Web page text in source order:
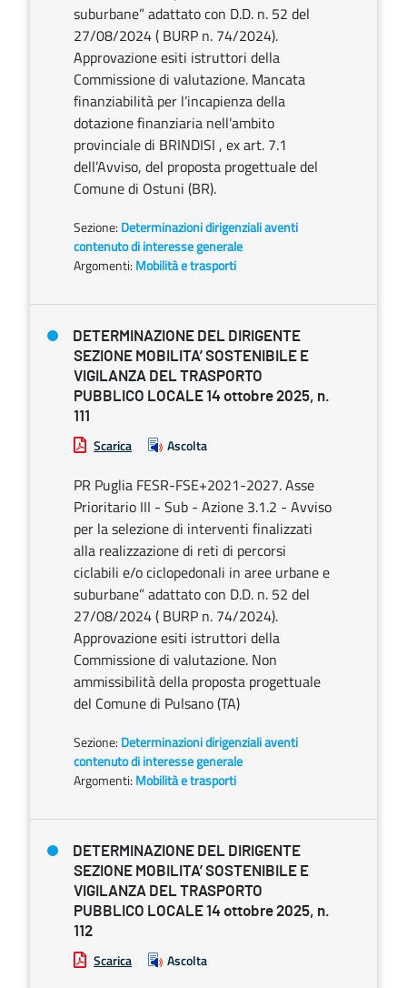
suburbane” adattato con D.D. n. 52 del
27/08/2024 ( BURP n. 74/2024).
Approvazione esiti istruttori della
Commissione di valutazione. Mancata
finanziabilità per l’incapienza della
dotazione finanziaria nell’ambito
provinciale di BRINDISI , ex art. 7.1
dell’Avviso, del proposta progettuale del
Comune di Ostuni (BR).
Sezione: Determinazioni dirigenziali aventi
contenuto di interesse generale
Argomenti: Mobilità e trasporti
DETERMINAZIONE DEL DIRIGENTE
SEZIONE MOBILITA’ SOSTENIBILE E
VIGILANZA DEL TRASPORTO
PUBBLICO LOCALE 14 ottobre 2025, n.
111
Scarica Ascolta
PR Puglia FESR-FSE+2021-2027. Asse
Prioritario III - Sub - Azione 3.1.2 - Avviso
per la selezione di interventi finalizzati
alla realizzazione di reti di percorsi
ciclabili e/o ciclopedonali in aree urbane e
suburbane” adattato con D.D. n. 52 del
27/08/2024 ( BURP n. 74/2024).
Approvazione esiti istruttori della
Commissione di valutazione. Non
ammissibilità della proposta progettuale
del Comune di Pulsano (TA)
Sezione: Determinazioni dirigenziali aventi
contenuto di interesse generale
Argomenti: Mobilità e trasporti
DETERMINAZIONE DEL DIRIGENTE
SEZIONE MOBILITA’ SOSTENIBILE E
VIGILANZA DEL TRASPORTO
PUBBLICO LOCALE 14 ottobre 2025, n.
112
Scarica Ascolta